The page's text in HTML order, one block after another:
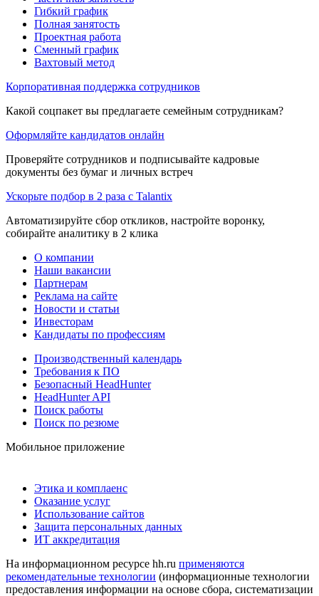
Гибкий график
Полная занятость
Проектная работа
Сменный график
Вахтовый метод
Корпоративная поддержка сотрудников
Какой соцпакет вы предлагаете семейным сотрудникам?
Оформляйте кандидатов онлайн
Проверяйте сотрудников и подписывайте кадровые
документы без бумаг и личных встреч
Ускорьте подбор в 2 раза с Talantix
Автоматизируйте сбор откликов, настройте воронку,
собирайте аналитику в 2 клика
О компании
Наши вакансии
Партнерам
Реклама на сайте
Новости и статьи
Инвесторам
Кандидаты по профессиям
Производственный календарь
Требования к ПО
Безопасный HeadHunter
HeadHunter API
Поиск работы
Поиск по резюме
Мобильное приложение
Этика и комплаенс
Оказание услуг
Использование сайтов
Защита персональных данных
ИТ аккредитация
На информационном ресурсе hh.ru применяются
рекомендательные технологии (информационные технологии
предоставления информации на основе сбора, систематизации